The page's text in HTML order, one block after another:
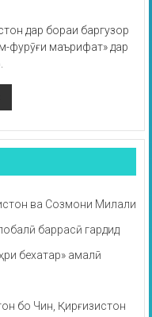
дар бораи баргузор
фурӯғи маърифат» дар
ва Созмони Милали
баррасӣ гардид
бехатар» амалӣ
бо Чин, Қирғизистон